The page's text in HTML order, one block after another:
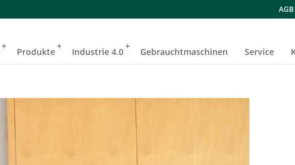
AGB
Produkte Industrie 4.0 Gebrauchtmaschinen Service